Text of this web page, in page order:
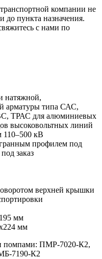
компании не
до пункта назначения.
с нами по
натяжной,
арматуры типа САС,
ТРАС для алюминиевых
высоковольтных линий
110–500 кВ
профилем под
заказ
верхней крышки
мм
мм
помпами: ПМР-7020-К2,
7190-К2